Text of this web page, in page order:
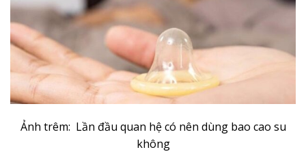
Ảnh trêm: Lần đầu quan hệ có nên dùng bao cao su
không